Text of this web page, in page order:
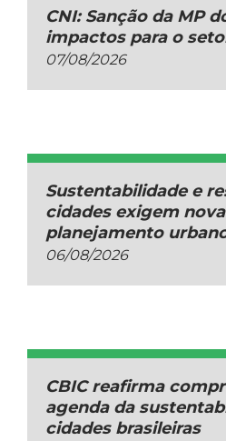
CNI: Sanção da MP
impactos para o
07/08/2026
Sustentabilidade e
cidades exigem
planejamento
06/08/2026
CBIC reafirma
agenda da
cidades brasileiras